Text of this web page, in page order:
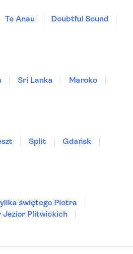
Te Anau
Doubtful Sound
Sri Lanka
Maroko
Split
Gdańsk
świętego Piotra
Jezior Plitwickich